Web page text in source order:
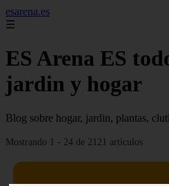
esarena.es
☰
ES Arena ES
jardin y hogar
Blog sobre hogar, jardin, plantas,
Mostrando 1 - 24 de 2121 artículos